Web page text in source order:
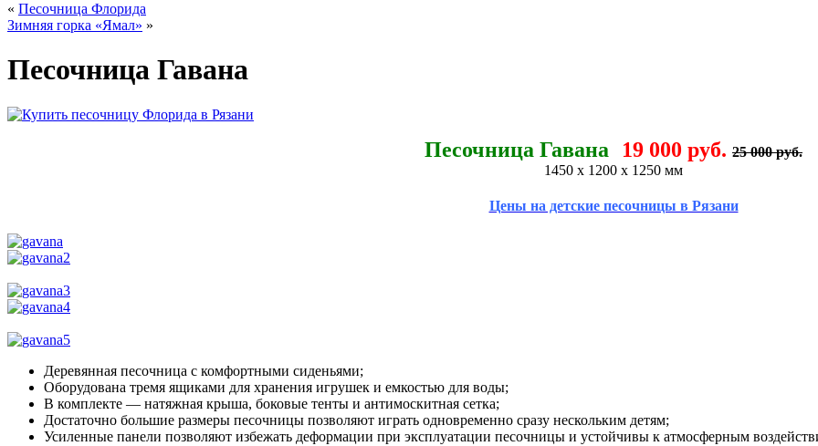
« Песочница Флорида
Зимняя горка «Ямал» »
Песочница Гавана
Песочница Гавана 19 000 руб. 25 000 руб.
1450 х 1200 х 1250 мм
Цены на детские песочницы в Рязани
Деревянная песочница с комфортными сиденьями;
Оборудована тремя ящиками для хранения игрушек и емкостью для воды;
В комплекте — натяжная крыша, боковые тенты и антимоскитная сетка;
Достаточно большие размеры песочницы позволяют играть одновременно сразу нескольким детям;
Усиленные панели позволяют избежать деформации при эксплуатации песочницы и устойчивы к атмосферным